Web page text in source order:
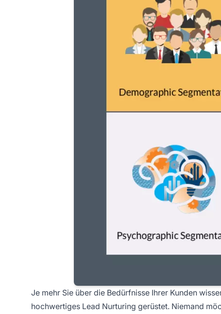
Je mehr Sie über die Bedürfnisse Ihrer Kunden
hochwertiges Lead Nurturing gerüstet. Niemand